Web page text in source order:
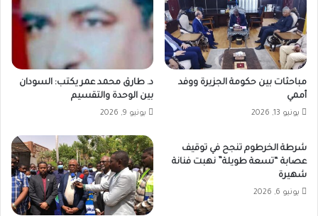
مباحثات بين حكومة الجزيرة ووفد
أممي
يونيو 13, 2026
د. طارق محمد عمر يكتب: السودان
بين الوحدة والتقسيم
يونيو 9, 2026
شرطة الخرطوم تنجح في توقيف
عصابة “تسعة طويلة” نهبت فنانة
شهيرة
يونيو 6, 2026